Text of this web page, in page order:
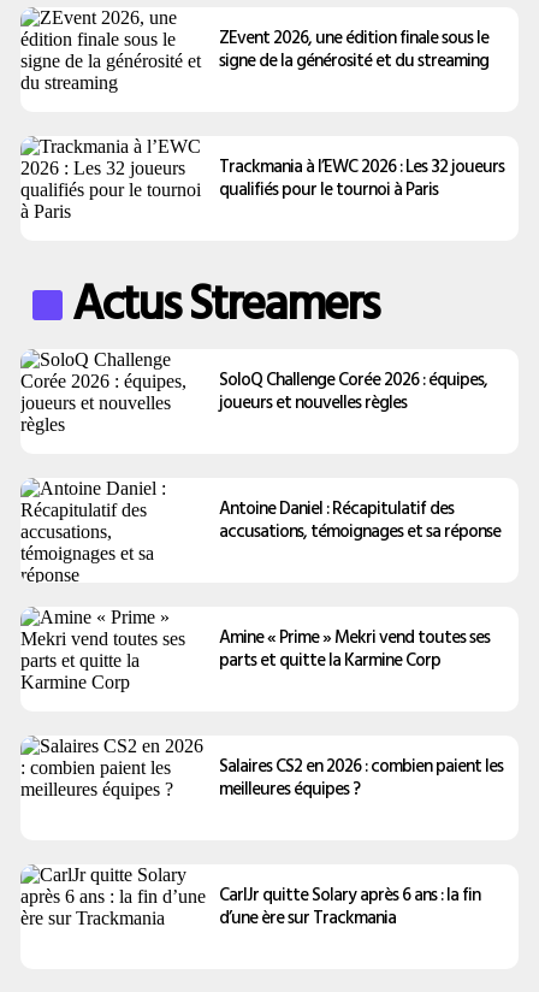
ZEvent 2026, une édition finale sous le
signe de la générosité et du streaming
Trackmania à l’EWC 2026 : Les 32 joueurs
qualifiés pour le tournoi à Paris
Actus Streamers
SoloQ Challenge Corée 2026 : équipes,
joueurs et nouvelles règles
Antoine Daniel : Récapitulatif des
accusations, témoignages et sa réponse
Amine « Prime » Mekri vend toutes ses
parts et quitte la Karmine Corp
Salaires CS2 en 2026 : combien paient les
meilleures équipes ?
CarlJr quitte Solary après 6 ans : la fin
d’une ère sur Trackmania